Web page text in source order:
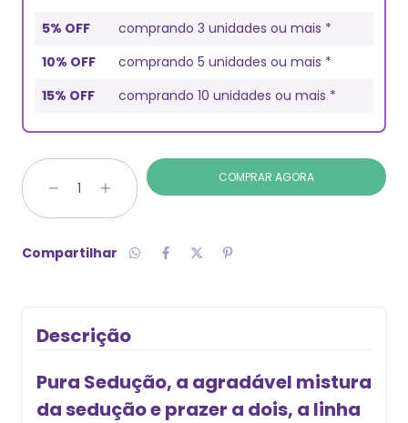
5% OFF
comprando 3 unidades ou mais *
10% OFF
comprando 5 unidades ou mais *
15% OFF
comprando 10 unidades ou mais *
Compartilhar
Descrição
Pura Sedução, a agradável mistura
da sedução e prazer a dois, a linha